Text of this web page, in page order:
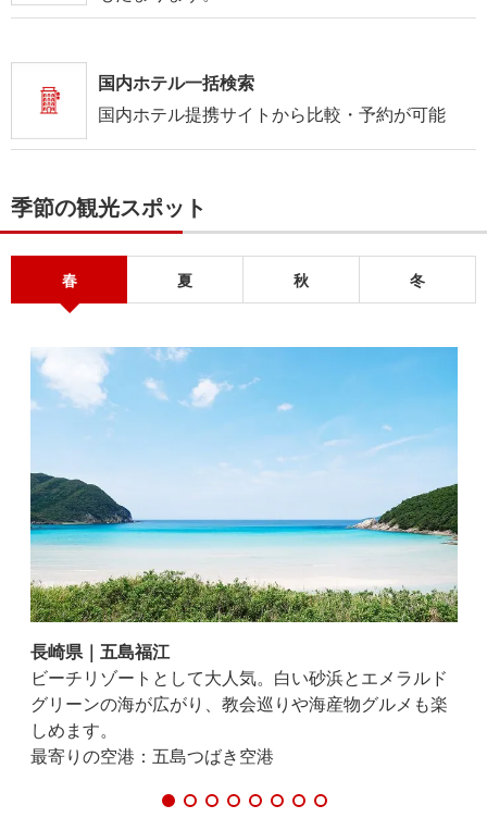
国内ホテル一括検索
国内ホテル提携サイトから比較・予約が可能
季節の観光スポット
春 夏 秋 冬
長崎県｜五島福江
ビーチリゾートとして大人気。白い砂浜とエメラルド
グリーンの海が広がり、教会巡りや海産物グルメも楽
しめます。
最寄りの空港：五島つばき空港